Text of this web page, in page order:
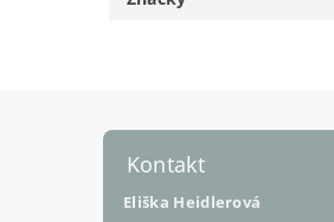
Kontakt
Eliška Heidlerová